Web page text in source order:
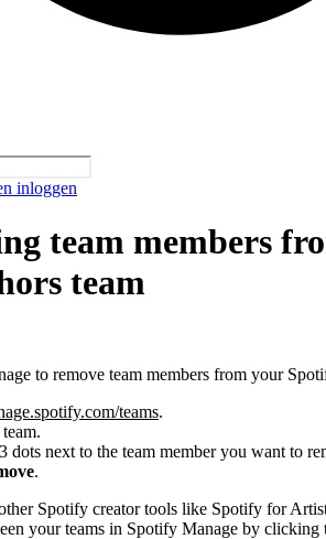
inloggen
team members
team
to remove team members from your
teams.
dots next to the team member you want to
.
Spotify creator tools like Spotify for
your teams in Spotify Manage by clicking